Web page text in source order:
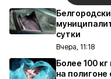
сутки
Вчера, 11:18
Более 100
на полигоне